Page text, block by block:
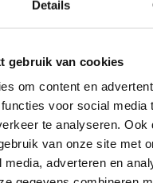
Details
gebruik van cookies
om content en
voor social media
te analyseren. Ook
van onze site met
adverteren en
korte
OilSafe Deksel
tuit donkergroen
€89,48 Excl. btw
In winkelwagen